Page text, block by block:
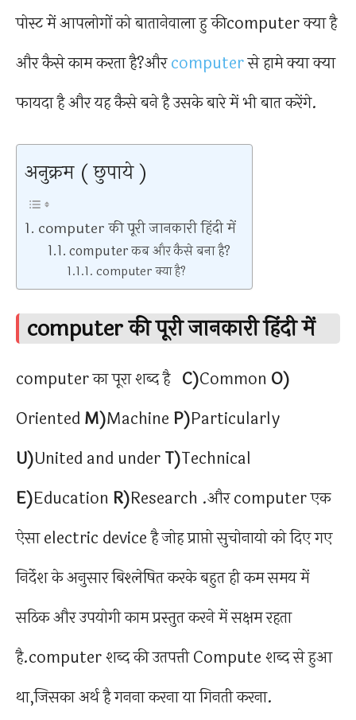
पोस्ट में आपलोगों को बातानेवाला हु कीcomputer क्या है
और कैसे काम करता है?औरcomputerसे हामे क्या क्या
फायदा है और यह कैसे बने है उसके बारे में भी बात करेंगे.
अनुक्रम ( छुपाये )
computer की पूरी जानकारी हिंदी में
computer कब और कैसे बना है?
computer क्या है?
computer की पूरी जानकारी हिंदी में
computer का पूरा शब्द है C)Common O)
Oriented M)Machine P)Particularly
U)United and underT)Technical
E)Education R)Research .और computer एक
ऐसा electric device है जोह प्राप्तो सुचोनायो को दिए गए
निर्देश के अनुसार बिश्लेषित करके बहुत ही कम समय में
सठिक और उपयोगी काम प्रस्तुत करने में सक्षम रहता
है.computer शब्द की उतपत्ती Compute शब्द से हुआ
था,जिसका अर्थ है गनना करना या गिनती करना.